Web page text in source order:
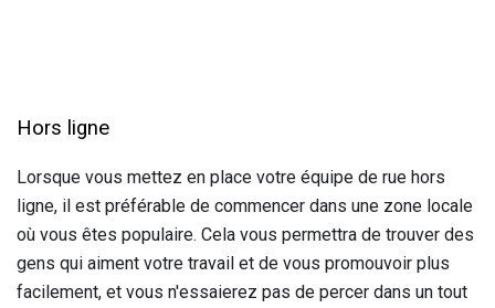
Hors ligne
Lorsque vous mettez en place votre équipe de rue hors
ligne, il est préférable de commencer dans une zone locale
où vous êtes populaire. Cela vous permettra de trouver des
gens qui aiment votre travail et de vous promouvoir plus
facilement, et vous n'essaierez pas de percer dans un tout